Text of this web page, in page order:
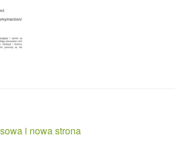
i nowa strona